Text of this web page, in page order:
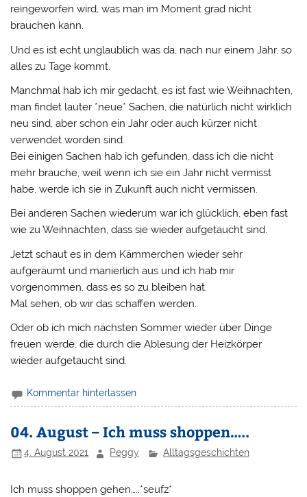
reingeworfen wird, was man im Moment grad nicht
brauchen kann.
Und es ist echt unglaublich was da, nach nur einem Jahr, so
alles zu Tage kommt.
Manchmal hab ich mir gedacht, es ist fast wie Weihnachten,
man findet lauter *neue* Sachen, die natürlich nicht wirklich
neu sind, aber schon ein Jahr oder auch kürzer nicht
verwendet worden sind.
Bei einigen Sachen hab ich gefunden, dass ich die nicht
mehr brauche, weil wenn ich sie ein Jahr nicht vermisst
habe, werde ich sie in Zukunft auch nicht vermissen.
Bei anderen Sachen wiederum war ich glücklich, eben fast
wie zu Weihnachten, dass sie wieder aufgetaucht sind.
Jetzt schaut es in dem Kämmerchen wieder sehr
aufgeräumt und manierlich aus und ich hab mir
vorgenommen, dass es so zu bleiben hat.
Mal sehen, ob wir das schaffen werden.
Oder ob ich mich nächsten Sommer wieder über Dinge
freuen werde, die durch die Ablesung der Heizkörper
wieder aufgetaucht sind.
Kommentar hinterlassen
04. August – Ich muss shoppen…..
4. August 2021 Peggy Alltagsgeschichten
Ich muss shoppen gehen…..*seufz*